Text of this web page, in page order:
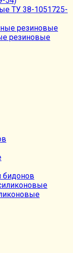
ТУ 38-1051725-
резиновые
бидонов